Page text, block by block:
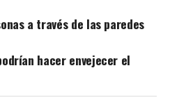
a través de las paredes
hacer envejecer el